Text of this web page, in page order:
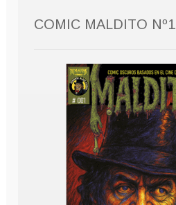
COMIC MALDITO Nº1